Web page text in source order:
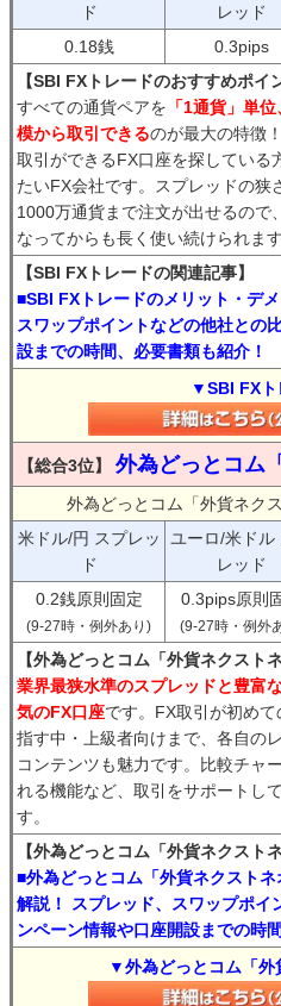
ド
レッド
0.18銭 0.3pips
【SBI FXトレードのおすすめポイ
すべての通貨ペアを 「1通貨」単
模から取引できるのが最大の特徴
取引ができるFX口座を探している
たいFX会社です。スプレッドの狭
1000万通貨まで注文が出せるので
なってからも長く使い続けられます
【SBI FXトレードの関連記事】
■SBI FXトレードのメリット・デ
スワップポイントなどの他社との
設までの時間、必要書類も紹介！
▼SBI FX
【総合3位】 外為どっとコム
外為どっとコム「外貨ネク
米ドル/円 スプレッ
ド
ユーロ/米ドル
レッド
0.2銭原則固定
(9-27時・例外あり)
0.3pips原則
(9-27時・例外
【外為どっとコム「外貨ネクスト
業界最狭水準のスプレッドと豊富
気のFX口座です。FX取引が初め
指す中・上級者向けまで、各自の
コンテンツも魅力です。比較チャ
れる機能など、取引をサポートし
す。
【外為どっとコム「外貨ネクスト
■外為どっとコム「外貨ネクスト
解説！ スプレッド、スワップポイ
ンペーン情報や口座開設までの時
▼外為どっとコム「